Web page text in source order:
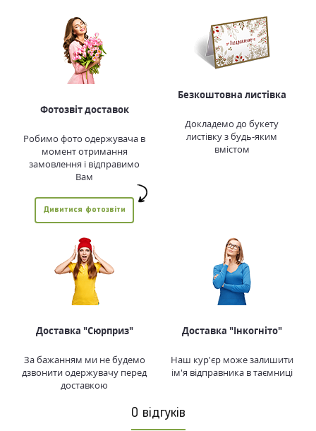
Фотозвіт доставок
Робимо фото одержувача в
момент отримання
замовлення і відправимо
Вам
Дивитися фотозвіти
Безкоштовна листівка
Докладемо до букету
листівку з будь-яким
вмістом
Доставка "Сюрприз"
За бажанням ми не будемо
дзвонити одержувачу перед
доставкою
Доставка "Інкогніто"
Наш кур'єр може залишити
ім'я відправника в таємниці
0 відгуків